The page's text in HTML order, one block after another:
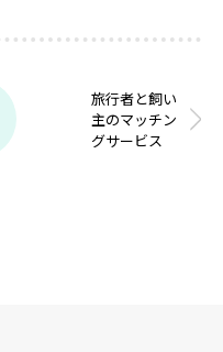
旅行者と飼い
主のマッチン
グサービス